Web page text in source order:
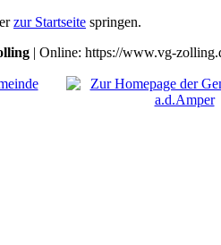
zur Startseite springen.
| Online: https://www.vg-